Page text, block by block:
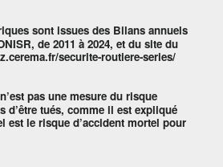
sont issues des Bilans annuels
de 2011 à 2024, et du site du
securite-routiere-series/
pas une mesure du risque
d’être tués, comme il est expliqué
est le risque d’accident mortel pour